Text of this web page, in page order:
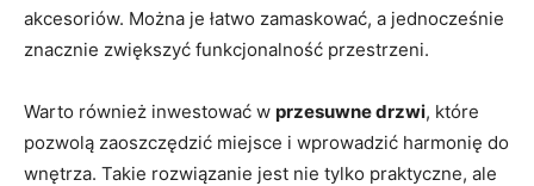
akcesoriów. Można je łatwo zamaskować, a jednocześnie
znacznie zwiększyć funkcjonalność przestrzeni.
Warto również inwestować w przesuwne drzwi, które
pozwolą zaoszczędzić miejsce i wprowadzić harmonię do
wnętrza. Takie rozwiązanie jest nie tylko praktyczne, ale